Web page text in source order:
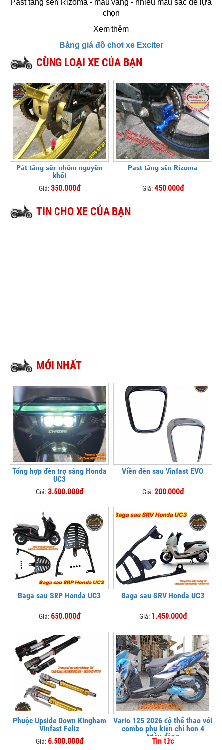
Past tăng sên Rizoma - màu vàng - nhiều màu sắc để lựa
chọn
Xem thêm
Bảng giá đồ chơi xe Exciter
CÙNG LOẠI XE CỦA BẠN
Pát tăng sên nhôm nguyên
khối
Giá:350.000đ
Past tăng sên Rizoma
Giá:450.000đ
TIN CHO XE CỦA BẠN
MỚI NHẤT
Tổng hợp đèn trợ sáng Honda
UC3
Giá:3.500.000đ
Viền đèn sau Vinfast EVO
Giá:200.000đ
Baga sau SRP Honda UC3
Giá: 650.000đ
Baga sau SRV Honda UC3
Giá: 1.450.000đ
Phuộc Upside Down Kingham
Vinfast Feliz
Giá: 6.500.000đ
Vario 125 2026 độ thể thao với
combo phụ kiện chỉ hơn 4
triệu đồng
Tin tức